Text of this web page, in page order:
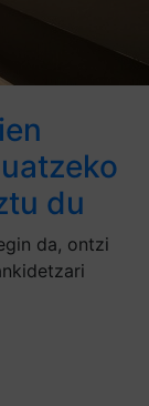
du
da, ontzi